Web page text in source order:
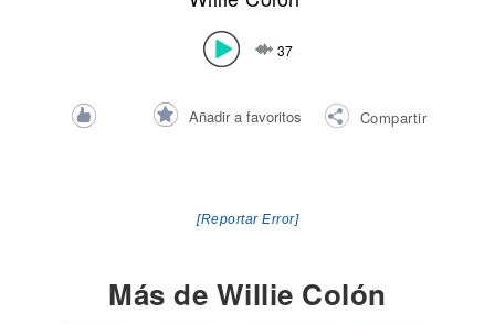
37
Añadir a favoritos Compartir
[Reportar Error]
Más de Willie Colón